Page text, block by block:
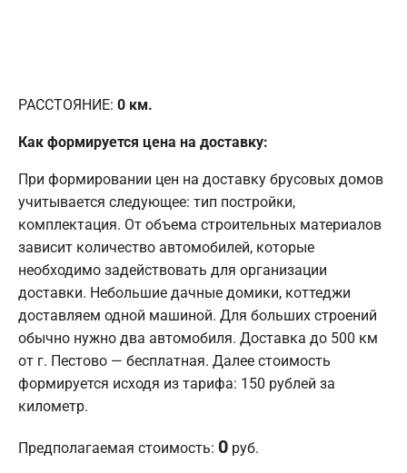
РАССТОЯНИЕ: 0 км.
Как формируется цена на доставку:
При формировании цен на доставку брусовых домов
учитывается следующее: тип постройки,
комплектация. От объема строительных материалов
зависит количество автомобилей, которые
необходимо задействовать для организации
доставки. Небольшие дачные домики, коттеджи
доставляем одной машиной. Для больших строений
обычно нужно два автомобиля. Доставка до 500 км
от г. Пестово — бесплатная. Далее стоимость
формируется исходя из тарифа: 150 рублей за
километр.
Предполагаемая стоимость: 0 руб.